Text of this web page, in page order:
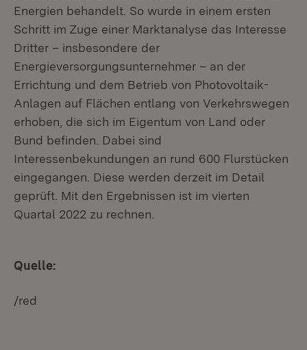
Energien behandelt. So wurde in einem ersten
Schritt im Zuge einer Marktanalyse das Interesse
Dritter – insbesondere der
Energieversorgungsunternehmer – an der
Errichtung und dem Betrieb von Photovoltaik-
Anlagen auf Flächen entlang von Verkehrswegen
erhoben, die sich im Eigentum von Land oder
Bund befinden. Dabei sind
Interessenbekundungen an rund 600 Flurstücken
eingegangen. Diese werden derzeit im Detail
geprüft. Mit den Ergebnissen ist im vierten
Quartal 2022 zu rechnen.
Quelle:
/red